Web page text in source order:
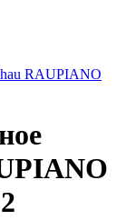
RAUPIANO